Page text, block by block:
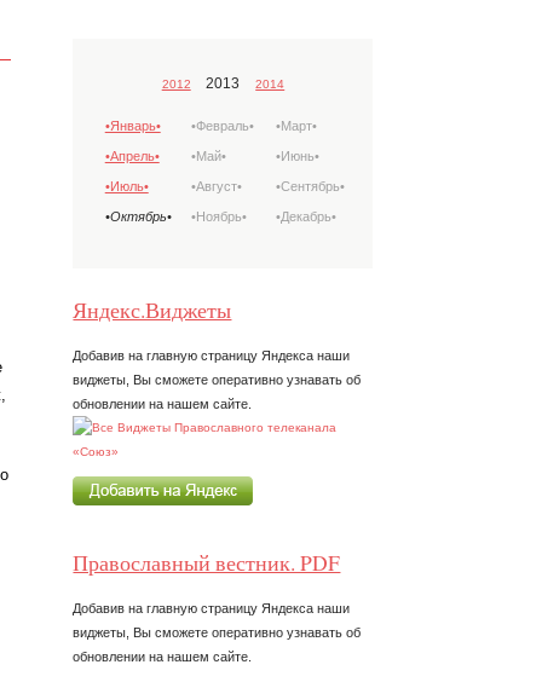
2012 2013 2014
•Январь• •Февраль• •Март•
•Апрель• •Май• •Июнь•
•Июль• •Август• •Сентябрь•
•Октябрь• •Ноябрь• •Декабрь•
Яндекс.Виджеты
Добавив на главную страницу Яндекса наши
виджеты, Вы сможете оперативно узнавать об
обновлении на нашем сайте.
Православный вестник. PDF
Добавив на главную страницу Яндекса наши
виджеты, Вы сможете оперативно узнавать об
обновлении на нашем сайте.